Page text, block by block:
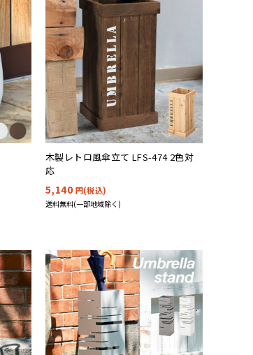
木製レトロ風傘立て LFS-474 2色対
応
5,140 円(税込)
送料無料(一部地域除く)